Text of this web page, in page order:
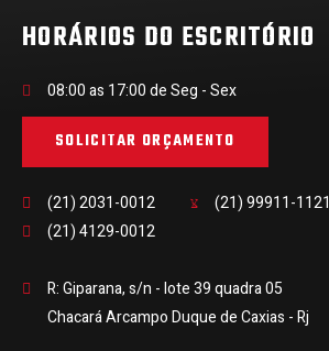
HORÁRIOS DO ESCRITÓRIO
08:00 as 17:00 de Seg - Sex
SOLICITAR ORÇAMENTO
(21) 2031-0012
(21) 99911-1121
(21) 4129-0012
R: Giparana, s/n - lote 39 quadra 05
Chacará Arcampo Duque de Caxias - Rj